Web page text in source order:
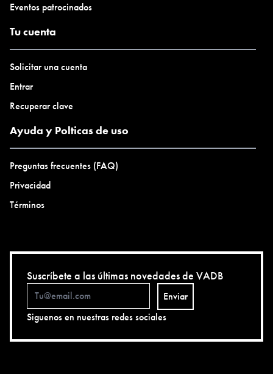
Eventos patrocinados
Tu cuenta
Solicitar una cuenta
Entrar
Recuperar clave
Ayuda y Polticas de uso
Preguntas frecuentes (FAQ)
Privacidad
Términos
Suscríbete a las últimas novedades de VADB
Enviar
Siguenos en nuestras redes sociales